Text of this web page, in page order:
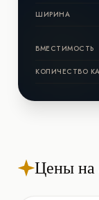
ШИРИНА
ВМЕСТИМОСТЬ
КОЛИЧЕСТВО
Цены на